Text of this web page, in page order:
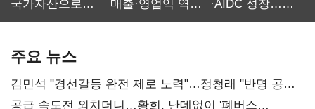
국가자산으로…'
매출·영업익 역대
·AIDC 성장…
주요 뉴스
김민석 "경선갈등 완전 제로 노력"…정청래 "반명 공세
사과부터"
공급 속도전 외치더니…황희, 난데없이 '폐버스